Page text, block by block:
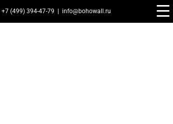
+7 (499) 394-47-79 info@bohowall.ru